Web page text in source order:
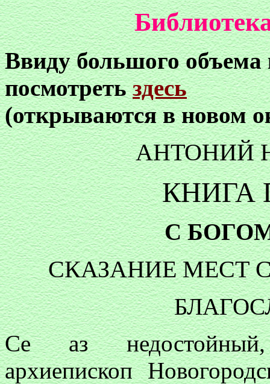
Ввиду большого
посмотреть здесь
(открываются в новом
АНТОНИЙ
КНИГА
С
СКАЗАНИЕ МЕСТ
Се аз
архиепископ